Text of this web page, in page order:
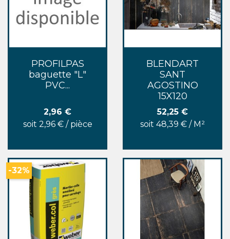
PROFILPAS
baguette "L"
PVC...
Prix
2,96 €
soit 2,96 € / pièce
BLENDART
SANT
AGOSTINO
15X120
Prix
52,25 €
soit 48,39 € / M²
-32%